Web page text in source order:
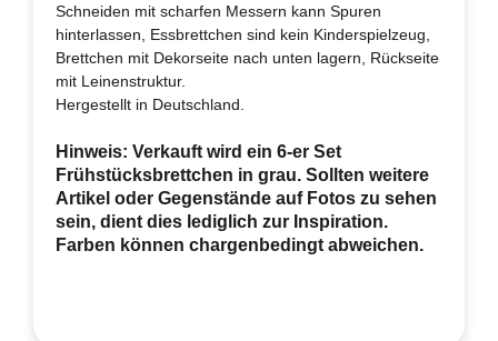
Schneiden mit scharfen Messern kann Spuren
hinterlassen, Essbrettchen sind kein Kinderspielzeug,
Brettchen mit Dekorseite nach unten lagern, Rückseite
mit Leinenstruktur.
Hergestellt in Deutschland.
Hinweis: Verkauft wird ein 6-er Set
Frühstücksbrettchen in grau. Sollten weitere
Artikel oder Gegenstände auf Fotos zu sehen
sein, dient dies lediglich zur Inspiration.
Farben können chargenbedingt abweichen.